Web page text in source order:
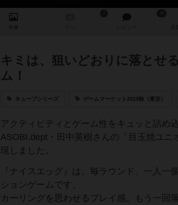
画像 レビュー 店
キミは、狙いどおりに落とせ
ム！
キューブシリーズ ゲームマーケット2019秋（東京）
アクティビティとゲーム性をキュッと詰め
ASOBI.dept・田中英樹さんの「目玉焼ユ
現しました。
『ナイスエッグ』は、毎ラウンド、一人
ションゲームです。
カーリングを思わせるプレイ感。もう一回